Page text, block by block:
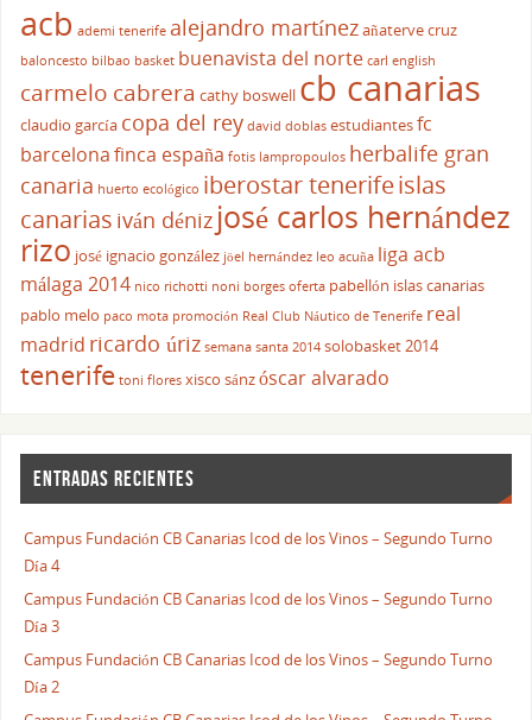
acb ademi tenerife alejandro martínezañaterve cruz
baloncesto bilbao basket buenavista del norte carl english
carmelo cabrera cathy boswell cb canarias
claudio garcía copa del rey david doblas estudiantesfc
barcelonafinca españa fotis lampropoulos herbalife gran
canaria huerto ecológico iberostar tenerifeislas
canarias iván déniz josé carlos hernández
rizo josé ignacio gonzález jöel hernández leo acuña liga acb
málaga 2014 nico richotti noni borges oferta pabellón islas canarias
pablo melo paco mota promoción Real Club Náutico de Tenerife real
madrid ricardo úriz semana santa 2014 solobasket 2014
tenerife toni flores xisco sánzóscar alvarado
ENTRADAS RECIENTES
Campus Fundación CB Canarias Icod de los Vinos – Segundo Turno
Día 4
Campus Fundación CB Canarias Icod de los Vinos – Segundo Turno
Día 3
Campus Fundación CB Canarias Icod de los Vinos – Segundo Turno
Día 2